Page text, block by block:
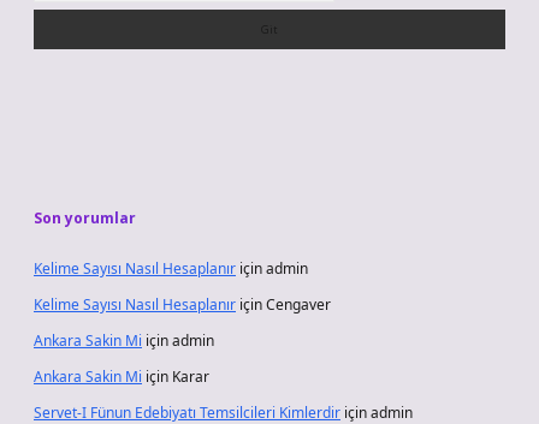
Son yorumlar
Kelime Sayısı Nasıl Hesaplanır içinadmin
Kelime Sayısı Nasıl Hesaplanır içinCengaver
Ankara Sakin Mi içinadmin
Ankara Sakin Mi için Karar
Servet-I Fünun Edebiyatı Temsilcileri Kimlerdir içinadmin